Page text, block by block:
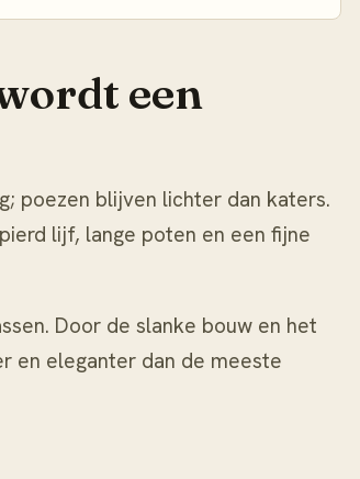
een
poezen blijven lichter dan katers.
lijf, lange poten en een fijne
Door de slanke bouw en het
en eleganter dan de meeste